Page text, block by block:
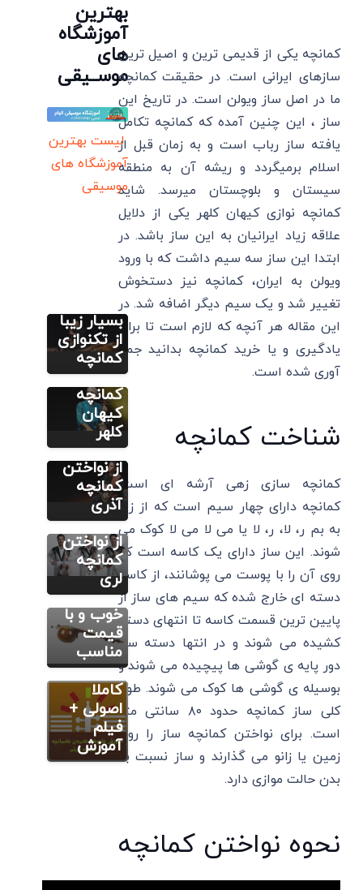
کمانچه یکی از قدیمی ترین و اصیل ترین
سازهای ایرانی است. در حقیقت کمانچه
ما در اصل ساز ویولن است. در تاریخ این
ساز ، این چنین آمده که کمانچه تکامل
یافته ساز رباب است و به زمان قبل از
اسلام برمیگردد و ریشه آن به منطقه
سیستان و بلوچستان میرسد. شاید
کمانچه نوازی کیهان کلهر یکی از دلایل
علاقه زیاد ایرانیان به این ساز باشد. در
ابتدا این ساز سه سیم داشت که با ورود
ویولن به ایران، کمانچه نیز دستخوش
تغییر شد و یک سیم دیگر اضافه شد. در
این مقاله هر آنچه که لازم است تا برای
یادگیری و یا خرید کمانچه بدانید جمع
آوری شده است.
شناخت کمانچه
کمانچه سازی زهی آرشه ای است.
کمانچه دارای چهار سیم است که از زیر
به بم ر، لا، ر، لا یا می لا می لا کوک می
شوند. این ساز دارای یک کاسه است که
روی آن را با پوست می پوشانند، از کاسه
دسته ای خارج شده که سیم های ساز از
پایین ترین قسمت کاسه تا انتهای دسته
کشیده می شوند و در انتها دسته ساز
دور پایه ی گوشی ها پیچیده می شوند و
بوسیله ی گوشی ها کوک می شوند. طول
کلی ساز کمانچه حدود ۸۰ سانتی متر
است. برای نواختن کمانچه ساز را روی
زمین یا زانو می گذارند و ساز نسبت به
بدن حالت موازی دارد.
نحوه نواختن کمانچه
بهترین
آموزشگاه
های
موســیقی
لیست بهترین
آموزشگاه های
موسیقی
دانلود
کلیپ
بسیار زیبا
از تکنوازی
کمانچه
گام)
10 کلیپ
بسیار زیبا
از تکنوازی
کمانچه
کیهان
کلهر
آموزش
کمانچه (گام به
گام)
دانلود 10
فیلم زیبا
از نواختن
کمانچه
آذری
آموزش
کمانچه (گام به
فیلم زیبا
از نواختن
کمانچه
لری
مطالب
آموزشی
کمانچه
5 نکته
مهم برای
خرید
اینترنتی
کمانچه
خوب و با
قیمت
مناسب
مطالب
آموزشی
آموزش
کوک کردن
کمانچه به
صورت
کاملا
اصولی +
فیلم
آموزش